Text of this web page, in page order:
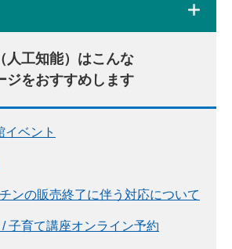
人工知能）はこんな
ジをおすすめします
イベント
ンの販売終了に伴う対応について
子育て講座オンライン予約